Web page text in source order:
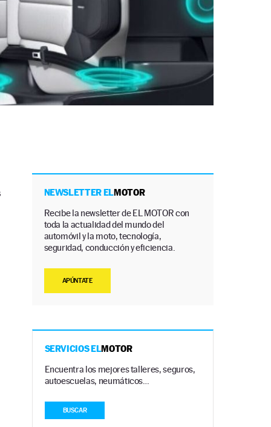
NEWSLETTER ELMOTOR
Recibe la newsletter de EL MOTOR con
toda la actualidad del mundo del
automóvil y la moto, tecnología,
seguridad, conducción y eficiencia.
APÚNTATE
SERVICIOS ELMOTOR
Encuentra los mejores talleres, seguros,
autoescuelas, neumáticos…
BUSCAR